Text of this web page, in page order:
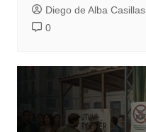
Diego de Alba Casillas
0